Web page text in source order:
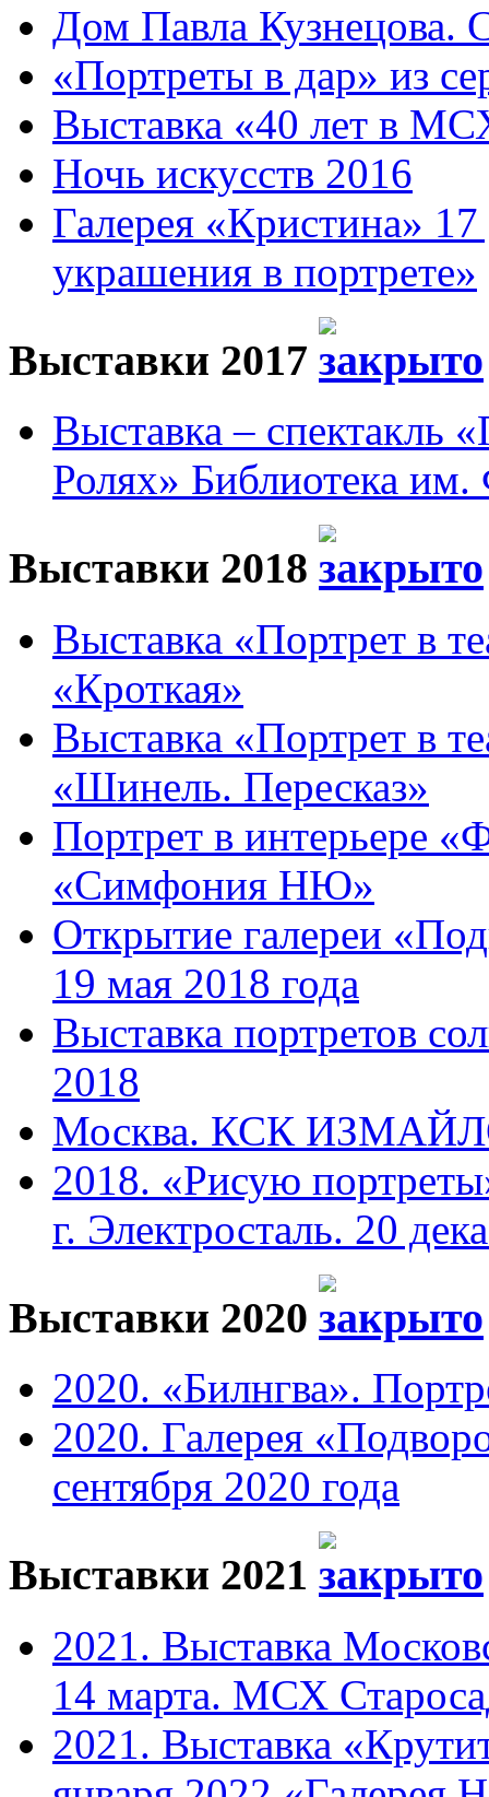
Дом Павла Кузнецова.
«Портреты в дар» из
Выставка «40 лет в
Ночь искусств 2016
Галерея «Кристина»
украшения в портрете»
Выставки 2017
Выставка – спектакль
Ролях» Библиотека
Выставки 2018
Выставка «Портрет в
«Кроткая»
Выставка «Портрет в
«Шинель. Пересказ»
Портрет в интерьере
«Симфония НЮ»
Открытие галереи
19 мая 2018 года
Выставка портретов
2018
Москва. КСК
2018. «Рисую
г. Электросталь. 20
Выставки 2020
2020. «Билнгва».
2020. Галерея
сентября 2020 года
Выставки 2021
2021. Выставка
14 марта. МСХ
2021. Выставка